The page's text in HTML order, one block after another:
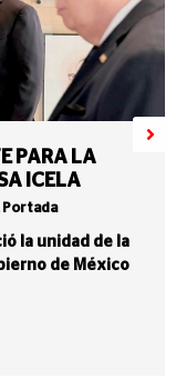
PARA LA
ICELA
Portada
la unidad de la
de México